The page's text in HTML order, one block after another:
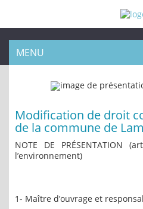
MENU
Modification de droit
de la commune de
NOTE DE PRÉSENTATION
l’environnement)
1- Maître d’ouvrage et